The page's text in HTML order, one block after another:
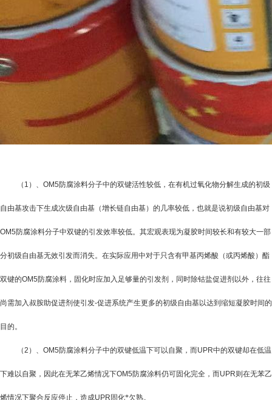
（ 1 ）、 OM5防腐涂料分子中的双键活性较低，在有机过氧化物分解生成的初级
自由基攻击下生成次级自由基（增长链自由基）的几率较低，也就是说初级自由基对
OM5防腐涂料分子中双键的引发效率较低。其宏观表现为凝胶时间较长和有较大一部
分初级自由基无效引发而消失。在实际应用中对于只含有甲基丙烯酸（或丙烯酸）酯
双键的OM5防腐涂料 ，固化时应加入足够量的引发剂，同时除钴盐促进剂以外，往往
尚需加入叔胺助促进剂使引发-促进系统产生更多的初级自由基以达到缩短凝胶时间的
目的。
（2 ）、 OM5防腐涂料分子中的双键低温下可以自聚，而UPR中的双键却在低温
下难以自聚，因此在无苯乙烯情况下OM5防腐涂料仍可固化完全，而UPR则在无苯乙
烯情况下聚合反应停止，造成UPR 固化*欠熟。